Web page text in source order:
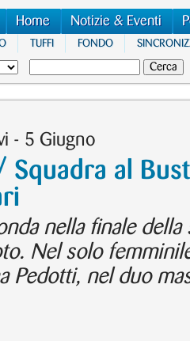
Home Notizie & Eventi
TUFFI FONDO
- 5 Giugno
Squadra al
nella finale della
Nel solo
Pedotti, nel duo